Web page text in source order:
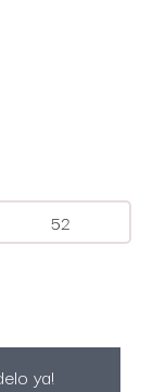
52
ya!